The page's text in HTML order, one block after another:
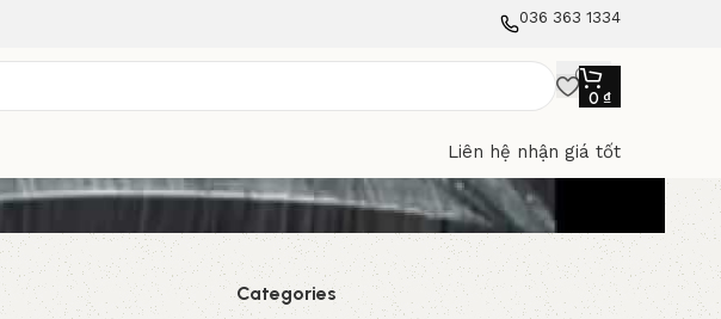
036 363 1334
0 ₫
Liên hệ nhận giá tốt
Categories